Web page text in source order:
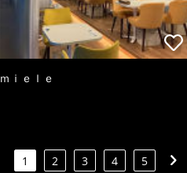
ｍｉｅｌｅ
1 2 3 4 5